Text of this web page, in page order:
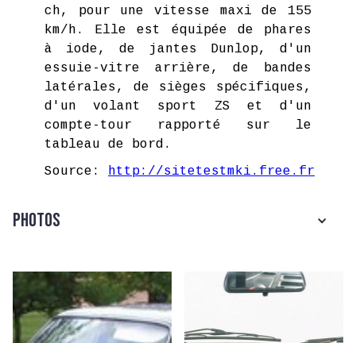
ch, pour une vitesse maxi de 155
km/h. Elle est équipée de phares
à iode, de jantes Dunlop, d'un
essuie-vitre arrière, de bandes
latérales, de sièges spécifiques,
d'un volant sport ZS et d'un
compte-tour rapporté sur le
tableau de bord.
Source: http://sitetestmki.free.fr
Photos